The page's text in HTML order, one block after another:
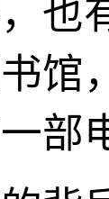
也
馆
部